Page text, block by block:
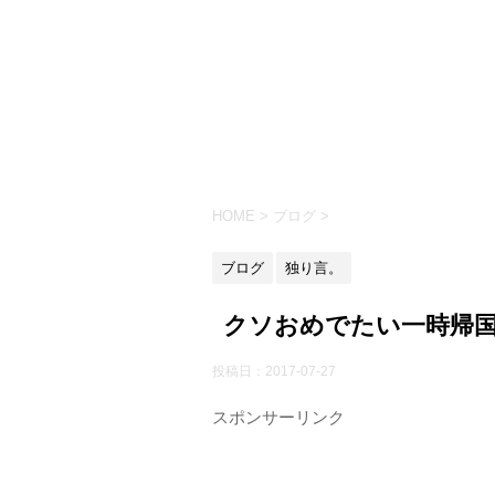
HOME > ブログ >
ブログ 独り言。
クソおめでたい一時帰
投稿日： 2017-07-27
スポンサーリンク